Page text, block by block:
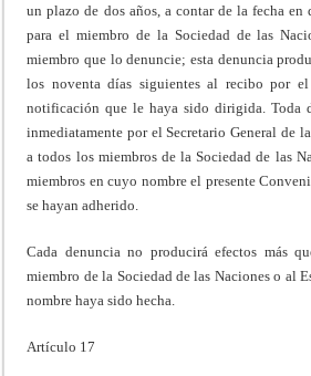
un plazo de dos años, a contar de la fecha
para el miembro de la Sociedad de las
miembro que lo denuncie; esta denuncia
los noventa días siguientes al recibo por el
notificación que le haya sido dirigida. Toda
inmediatamente por el Secretario General de
a todos los miembros de la Sociedad de las
miembros en cuyo nombre el presente
se hayan adherido.
Cada denuncia no producirá efectos más
miembro de la Sociedad de las Naciones o al
nombre haya sido hecha.
Artículo 17